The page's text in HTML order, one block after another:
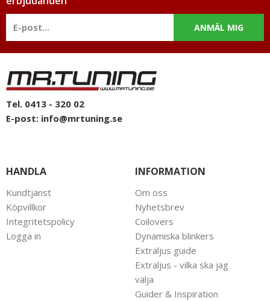
ANMÄL MIG
Tel. 0413 - 320 02
E-post: info@mrtuning.se
HANDLA
Kundtjänst
Köpvillkor
Integritetspolicy
Logga in
INFORMATION
Om oss
Nyhetsbrev
Coilovers
Dynamiska blinkers
Extraljus guide
Extraljus - vilka ska jag
välja
Guider & Inspiration